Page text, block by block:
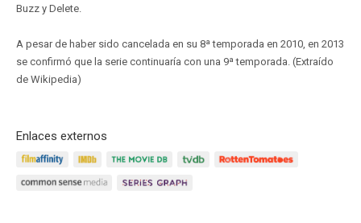
Buzz y Delete.
A pesar de haber sido cancelada en su 8ª temporada en 2010, en 2013
se confirmó que la serie continuaría con una 9ª temporada. (Extraído
de Wikipedia)
Enlaces externos